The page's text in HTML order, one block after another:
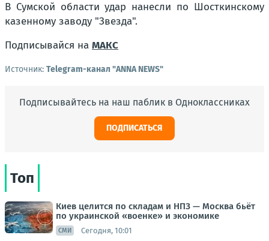
В Сумской области удар нанесли по Шосткинскому
казенному заводу "Звезда".
Подписывайся на МАКС
Источник: Telegram-канал "ANNA NEWS"
Подписывайтесь на наш паблик в Одноклассниках
ПОДПИСАТЬСЯ
Топ
Киев целится по складам и НПЗ — Москва бьёт
по украинской «военке» и экономике
СМИ Сегодня, 10:01